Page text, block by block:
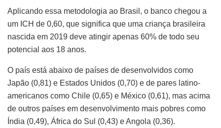
Aplicando essa metodologia ao Brasil, o banco chegou a
um ICH de 0,60, que significa que uma criança brasileira
nascida em 2019 deve atingir apenas 60% de todo seu
potencial aos 18 anos.
O país está abaixo de países de desenvolvidos como
Japão (0,81) e Estados Unidos (0,70) e de pares latino-
americanos como Chile (0,65) e México (0,61), mas acima
de outros países em desenvolvimento mais pobres como
Índia (0,49), África do Sul (0,43) e Angola (0,36).